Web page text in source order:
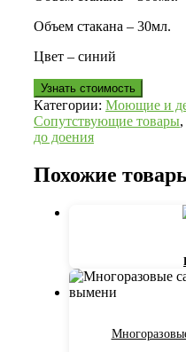
Объем стакана – 30мл.
Цвет – синий
Узнать стоимость
Категории: Моющие и
Сопутствующие товары,
до доения
Похожие